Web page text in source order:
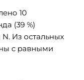
10
(39 %)
Из остальных
с равными